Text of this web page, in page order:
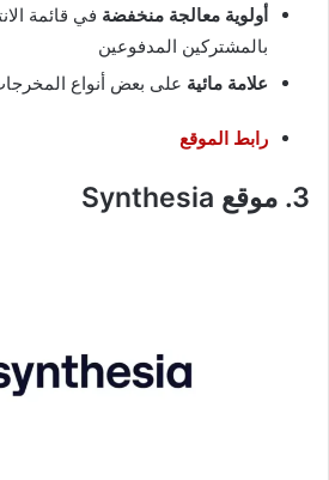
أولوية معالجة منخفضة في قائمة
بالمشتركين المدفوعين
علامة مائية على بعض أنواع
رابط الموقع
3. موقع Synthesia